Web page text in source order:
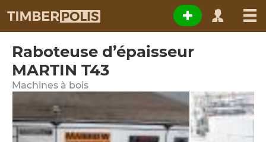
Raboteuse d’épaisseur
MARTIN T43
Machines à bois